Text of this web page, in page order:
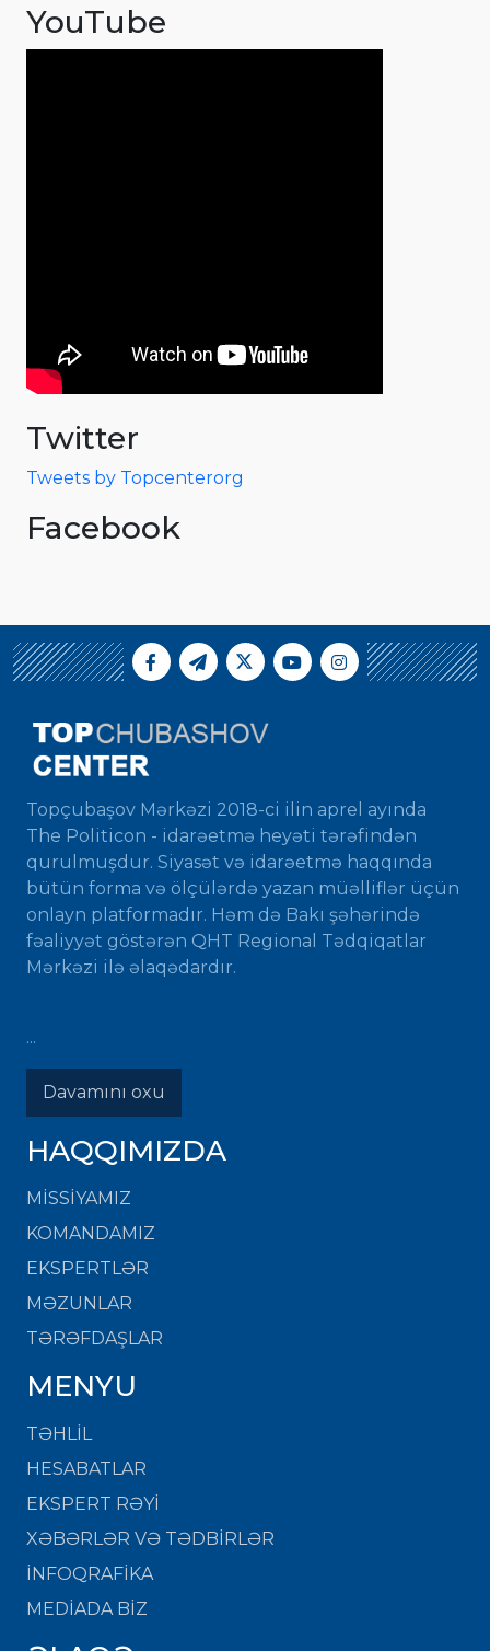
YouTube
Twitter
Tweets by Topcenterorg
Facebook
Topçubaşov Mərkəzi 2018-ci ilin aprel ayında
The Politicon - idarəetmə heyəti tərəfindən
qurulmuşdur. Siyasət və idarəetmə haqqında
bütün forma və ölçülərdə yazan müəlliflər üçün
onlayn platformadır. Həm də Bakı şəhərində
fəaliyyət göstərən QHT Regional Tədqiqatlar
Mərkəzi ilə əlaqədardır.
...
Davamını oxu
HAQQIMIZDA
MISSIYAMIZ
KOMANDAMIZ
EKSPERTLƏR
MƏZUNLAR
TƏRƏFDAŞLAR
MENYU
TƏHLİL
HESABATLAR
EKSPERT RƏYİ
XƏBƏRLƏR VƏ TƏDBİRLƏR
İNFOQRAFİKA
MEDİADA BİZ